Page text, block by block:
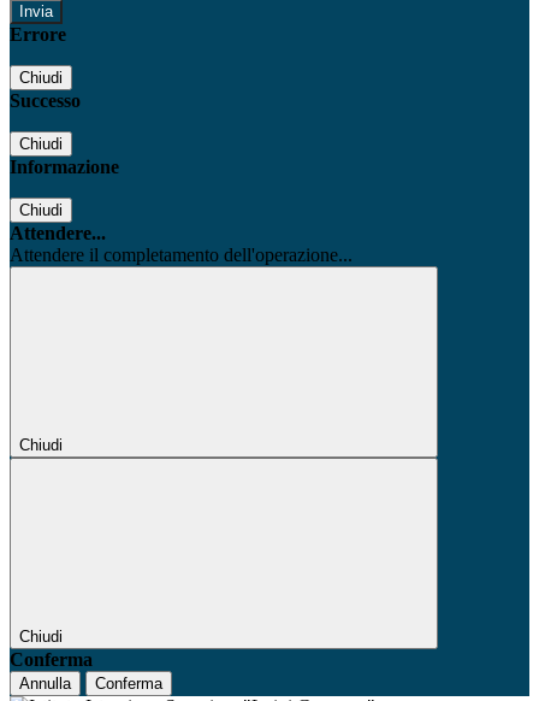
Errore
Chiudi
Successo
Chiudi
Informazione
Chiudi
Attendere...
Attendere il completamento dell'operazione...
Chiudi
Chiudi
Conferma
Annulla Conferma